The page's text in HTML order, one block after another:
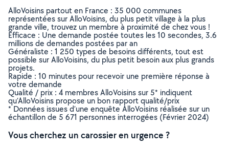
AlloVoisins partout en France : 35 000 communes
représentées sur AlloVoisins, du plus petit village à la plus
grande ville, trouvez un membre à proximité de chez vous !
Efficace : Une demande postée toutes les 10 secondes, 3.6
millions de demandes postées par an
Généraliste : 1 250 types de besoins différents, tout est
possible sur AlloVoisins, du plus petit besoin aux plus grands
projets.
Rapide : 10 minutes pour recevoir une première réponse à
votre demande
Qualité / prix : 4 membres AlloVoisins sur 5* indiquent
qu’AlloVoisins propose un bon rapport qualité/prix
* Données issues d’une enquête AlloVoisins réalisée sur un
échantillon de 5 671 personnes interrogées (Février 2024)
Vous cherchez un carossier en urgence ?